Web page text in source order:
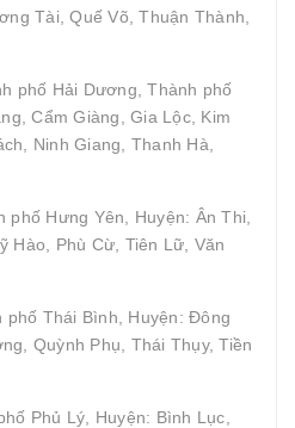
Tài, Quế Võ, Thuận Thành,
phố Hải Dương, Thành phố
Cẩm Giàng, Gia Lộc, Kim
Ninh Giang, Thanh Hà,
Hưng Yên, Huyện: Ân Thi,
Hào, Phù Cừ, Tiên Lữ, Văn
Thái Bình, Huyện: Đông
Quỳnh Phụ, Thái Thụy, Tiền
Phủ Lý, Huyện: Bình Lục,